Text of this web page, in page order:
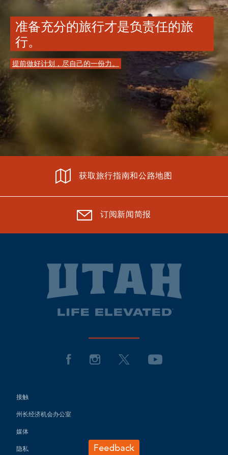
准备充分的旅行才是负责任的旅
行。
提前做好计划，尽自己的一份力。
获取旅行指南和公路地图
订阅新闻简报
接触
州长经济机会办公室
媒体
隐私